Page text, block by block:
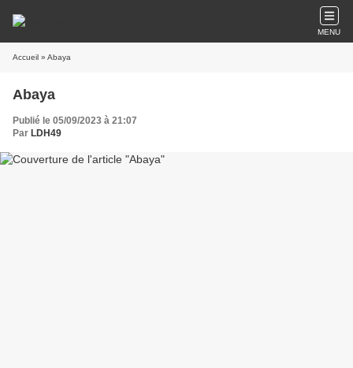
MENU
Accueil » Abaya
Abaya
Publié le 05/09/2023 à 21:07
Par LDH49